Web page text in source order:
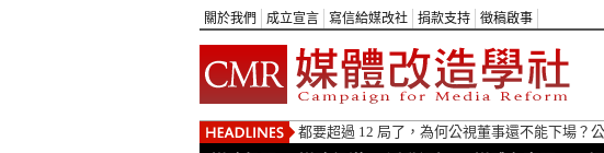
關於我們 成立宣言 寫信給媒改社 捐款支持 徵稿啟事
都要超過 12 局了，為何公視董事還不能下場？